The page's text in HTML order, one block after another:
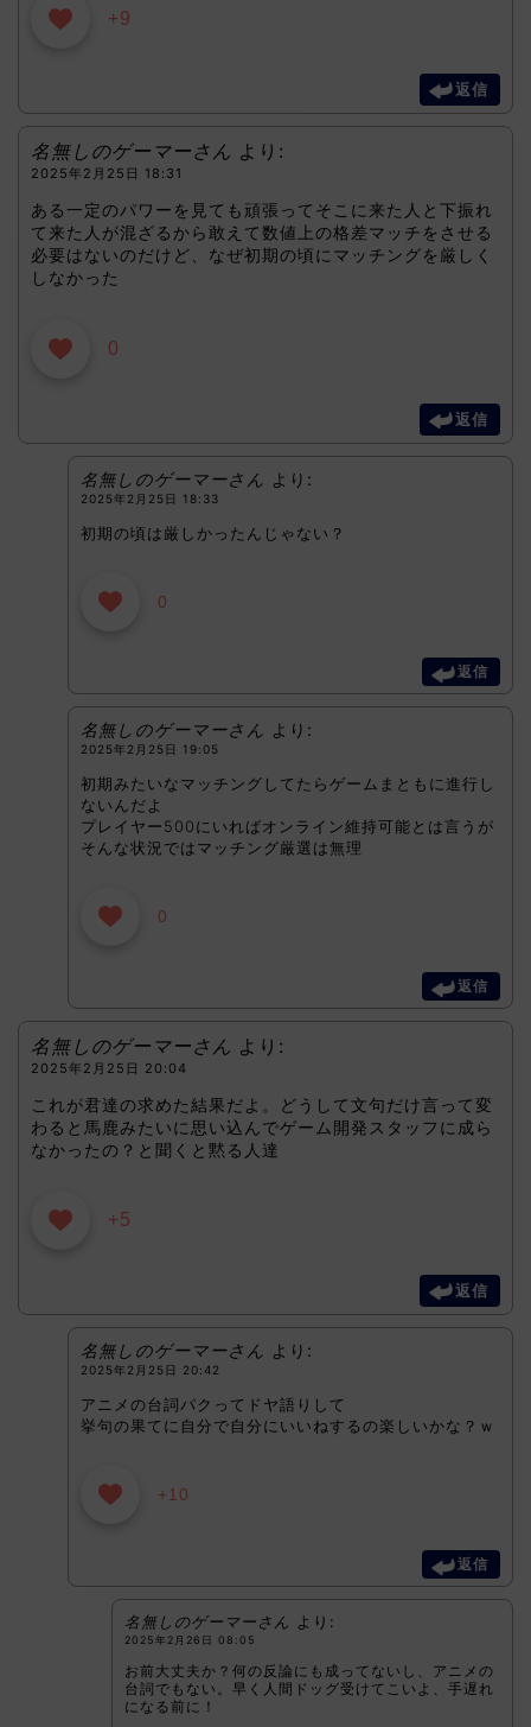
+9
返信
名無しのゲーマーさん より:
2025年2月25日 18:31
ある一定のパワーを見ても頑張ってそこに来た人と下振れ
て来た人が混ざるから敢えて数値上の格差マッチをさせる
必要はないのだけど、なぜ初期の頃にマッチングを厳しく
しなかった
0
返信
名無しのゲーマーさん より:
2025年2月25日 18:33
初期の頃は厳しかったんじゃない？
0
返信
名無しのゲーマーさん より:
2025年2月25日 19:05
初期みたいなマッチングしてたらゲームまともに進行し
ないんだよ
プレイヤー500にいればオンライン維持可能とは言うが
そんな状況ではマッチング厳選は無理
0
返信
名無しのゲーマーさん より:
2025年2月25日 20:04
これが君達の求めた結果だよ。どうして文句だけ言って変
わると馬鹿みたいに思い込んでゲーム開発スタッフに成ら
なかったの？と聞くと黙る人達
+5
返信
名無しのゲーマーさん より:
2025年2月25日 20:42
アニメの台詞パクってドヤ語りして
挙句の果てに自分で自分にいいねするの楽しいかな？ｗ
+10
返信
名無しのゲーマーさん より:
2025年2月26日 08:05
お前大丈夫か？何の反論にも成ってないし、アニメの
台詞でもない。早く人間ドッグ受けてこいよ、手遅れ
になる前に！